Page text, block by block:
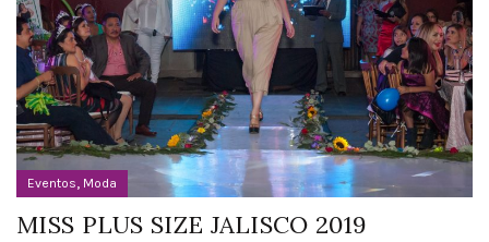
Eventos, Moda
MISS PLUS SIZE JALISCO 2019